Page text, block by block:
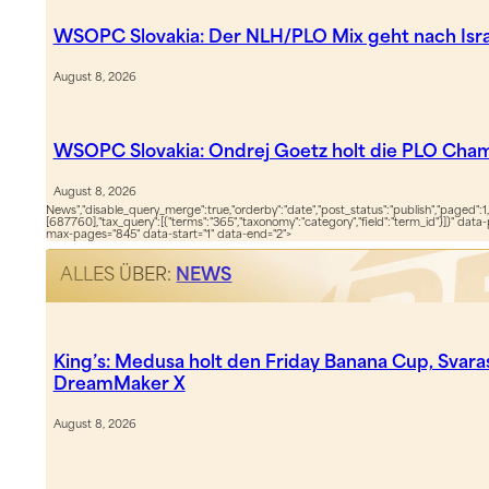
WSOPC Slovakia: Der NLH/PLO Mix geht nach
August 8, 2026
WSOPC Slovakia: Ondrej Goetz holt die PLO
August 8, 2026
[687760],"tax_query":[{"terms":"365","taxonomy":"category","field":"term_id"}]}" data-
max-pages="845" data-start="1" data-end="2">
ALLES ÜBER: NEWS
King’s: Medusa holt den Friday Banana Cup,
DreamMaker X
August 8, 2026